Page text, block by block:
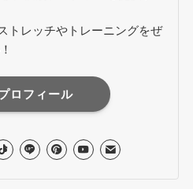
トレッチやトレーニングをぜ
ロフィール